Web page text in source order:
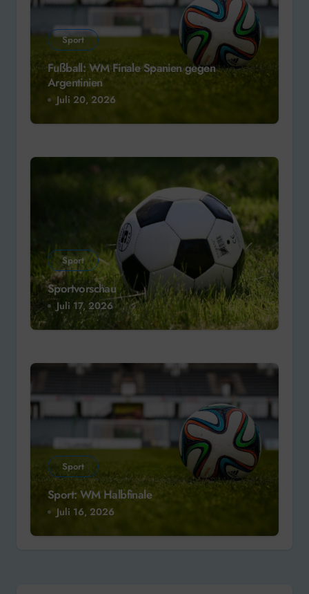
Sport
Fußball: WM Finale Spanien gegen
Argentinien
Juli 20, 2026
Sport
Sportvorschau
Juli 17, 2026
Sport
Sport: WM Halbfinale
Juli 16, 2026